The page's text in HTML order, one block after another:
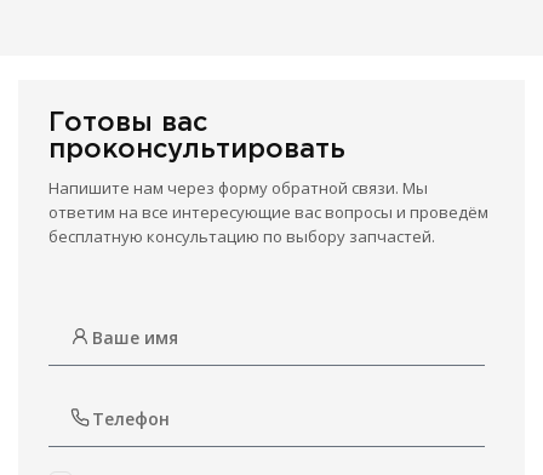
Готовы вас
проконсультировать
Напишите нам через форму обратной связи. Мы
ответим на все интересующие вас вопросы и проведём
бесплатную консультацию по выбору запчастей.